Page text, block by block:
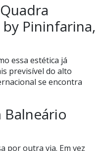
Pininfarina,
essa estética já
previsível do alto
se encontra
Balneário
por outra via. Em vez